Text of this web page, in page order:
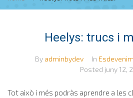
Heelys: trucs i
By adminbydev In
Posted juny 12,
Tot això i més podràs aprendre a les